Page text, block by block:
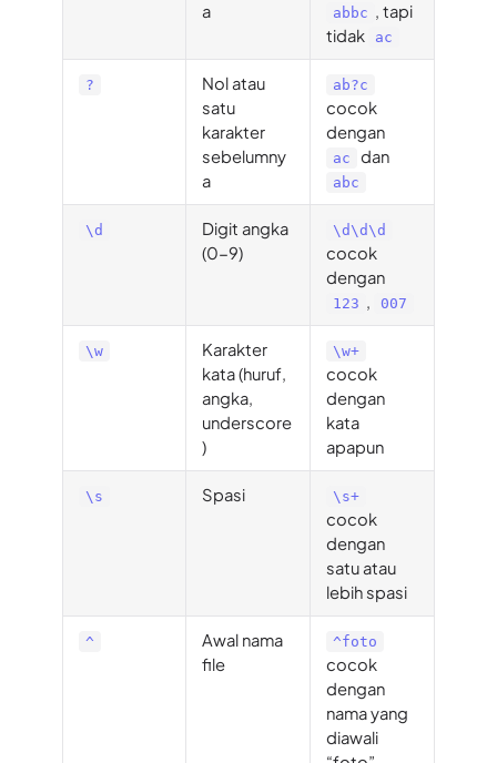
a
abbc , tapi
tidak
ac
?
Nol atau
satu
karakter
sebelumny
a
ab?c
cocok
dengan
ac dan
abc
\d
Digit angka
(0-9)
\d\d\d
cocok
dengan
123 , 007
\w
Karakter
kata (huruf,
angka,
underscore
)
\w+
cocok
dengan
kata
apapun
\s Spasi \s+
cocok
dengan
satu atau
lebih spasi
^
Awal nama
file
^foto
cocok
dengan
nama yang
diawali